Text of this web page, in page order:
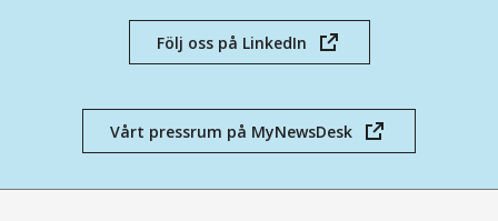
Följ oss på LinkedIn
(öppnas
nytt
fönster)
Vårt pressrum på MyNewsDesk
(öppnas
nytt